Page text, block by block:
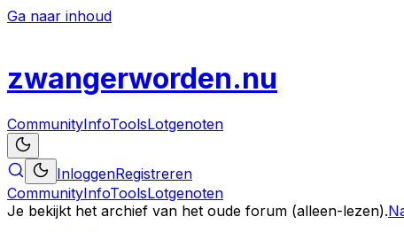
Ga naar inhoud
zwangerworden.nu
CommunityInfoToolsLotgenoten
InloggenRegistreren
CommunityInfoToolsLotgenoten
Je bekijkt het archief van het oude forum (alleen-lezen).